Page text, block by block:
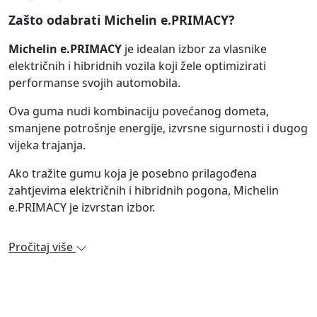
Zašto odabrati Michelin e.PRIMACY?
Michelin e.PRIMACY je idealan izbor za vlasnike
električnih i hibridnih vozila koji žele optimizirati
performanse svojih automobila.
Ova guma nudi kombinaciju povećanog dometa,
smanjene potrošnje energije, izvrsne sigurnosti i dugog
vijeka trajanja.
Ako tražite gumu koja je posebno prilagođena
zahtjevima električnih i hibridnih pogona, Michelin
e.PRIMACY je izvrstan izbor.
Pročitaj više